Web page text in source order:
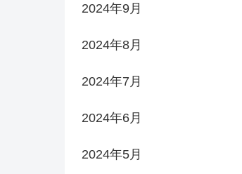
2024年9月
2024年8月
2024年7月
2024年6月
2024年5月